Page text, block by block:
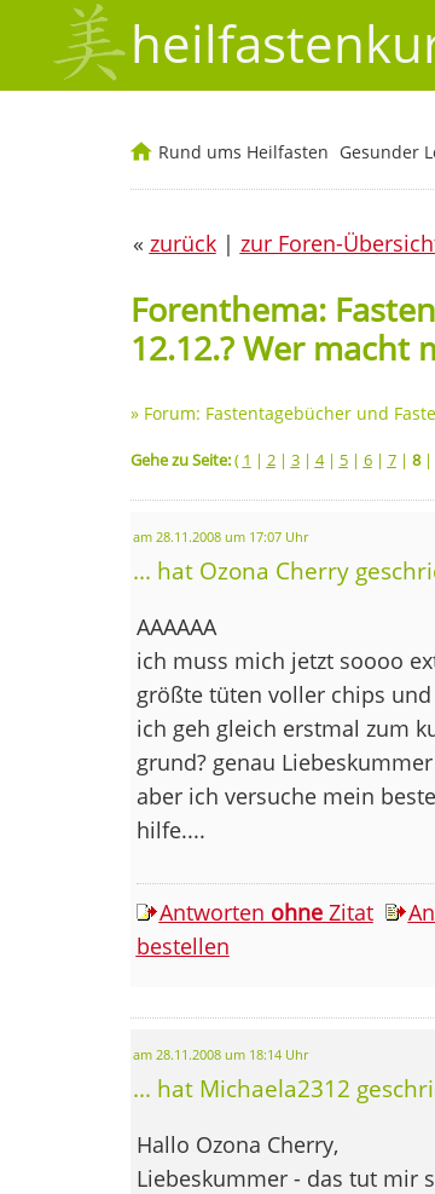
Rund ums Heilfasten Gesunder
« zurück| zur Foren-
Forenthema:
12.12.? Wer macht
» Forum: Fastentagebücher und
Gehe zu Seite:( 1 | 2| 3| 4| 5| 6| 7| 8|
am 28.11.2008 um 17:07 Uhr
... hat Ozona Cherry
AAAAAA
ich muss mich jetzt soooo
größte tüten voller chips
ich geh gleich erstmal zum
grund? genau
aber ich versuche mein
hilfe....
Antworten ohneZitat
bestellen
am 28.11.2008 um 18:14 Uhr
... hat Michaela2312
Hallo Ozona Cherry,
Liebeskummer - das tut mir